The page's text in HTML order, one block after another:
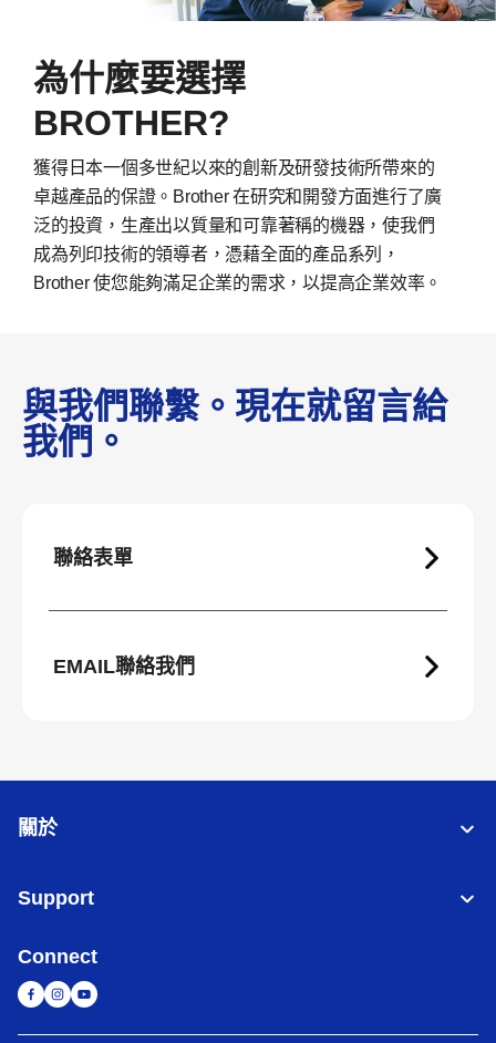
為什麼要選擇
BROTHER?
獲得日本一個多世紀以來的創新及研發技術所帶來的
卓越產品的保證。Brother 在研究和開發方面進行了廣
泛的投資，生產出以質量和可靠著稱的機器，使我們
成為列印技術的領導者，憑藉全面的產品系列，
Brother 使您能夠滿足企業的需求，以提高企業效率。
與我們聯繫。現在就留言給
我們。
聯絡表單
EMAIL聯絡我們
關於
Support
Connect